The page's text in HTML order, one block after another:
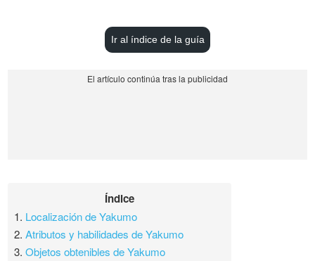
Ir al índice de la guía
Índice
1. Localización de Yakumo
2.Atributos y habilidades de Yakumo
3.Objetos obtenibles de Yakumo